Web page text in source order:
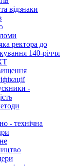
відзнаки
ректора до
140-річчя
-
- технічна